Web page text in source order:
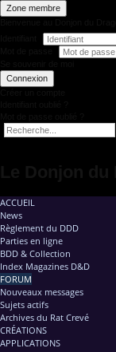
Zone membre
Connexion
ACCUEIL
News
Règlement du DDD
Parties en ligne
BDD & Collection
Index Magazines D&D
FORUM
Nouveaux messages
Sujets actifs
Archives du Rat Crevé
CRÉATIONS
APPLICATIONS